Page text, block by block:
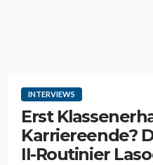
INTERVIEWS
Erst
Karriereende?
II-Routinier